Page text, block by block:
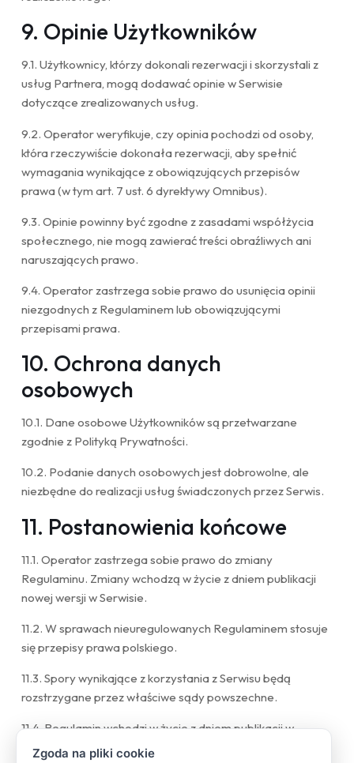
9. Opinie Użytkowników
9.1. Użytkownicy, którzy dokonali rezerwacji i skorzystali z
usług Partnera, mogą dodawać opinie w Serwisie
dotyczące zrealizowanych usług.
9.2. Operator weryfikuje, czy opinia pochodzi od osoby,
która rzeczywiście dokonała rezerwacji, aby spełnić
wymagania wynikające z obowiązujących przepisów
prawa (w tym art. 7 ust. 6 dyrektywy Omnibus).
9.3. Opinie powinny być zgodne z zasadami współżycia
społecznego, nie mogą zawierać treści obraźliwych ani
naruszających prawo.
9.4. Operator zastrzega sobie prawo do usunięcia opinii
niezgodnych z Regulaminem lub obowiązującymi
przepisami prawa.
10. Ochrona danych
osobowych
10.1. Dane osobowe Użytkowników są przetwarzane
zgodnie z Polityką Prywatności.
10.2. Podanie danych osobowych jest dobrowolne, ale
niezbędne do realizacji usług świadczonych przez Serwis.
11. Postanowienia końcowe
11.1. Operator zastrzega sobie prawo do zmiany
Regulaminu. Zmiany wchodzą w życie z dniem publikacji
nowej wersji w Serwisie.
11.2. W sprawach nieuregulowanych Regulaminem stosuje
się przepisy prawa polskiego.
11.3. Spory wynikające z korzystania z Serwisu będą
rozstrzygane przez właściwe sądy powszechne.
11.4. Regulamin wchodzi w życie z dniem publikacji w
Serwisie.
Zgoda na pliki cookie